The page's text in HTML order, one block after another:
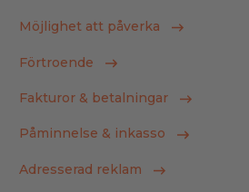
Möjlighet att påverka
Förtroende
Fakturor & betalningar
Påminnelse & inkasso
Adresserad reklam